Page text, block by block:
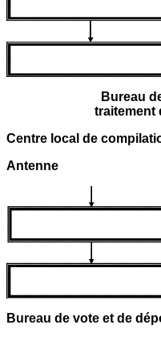
Bureau
traitement
Centre local de
Antenne
Bureau de vote et de